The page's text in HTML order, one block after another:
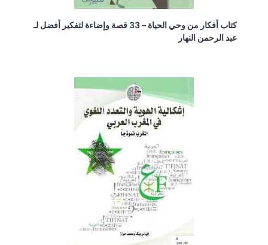
كتاب أفكار من وحي الحياة – 33 قصة وإضاءة لتفكير أفضل لـ
عبد الرحمن النهار